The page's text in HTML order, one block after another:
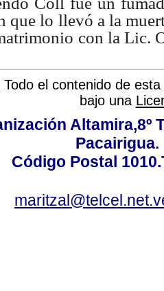
que lo llevó a la
con la Lic.
Todo el contenido de
bajo una
Altamira,8º
Pacairigua.
Código Postal